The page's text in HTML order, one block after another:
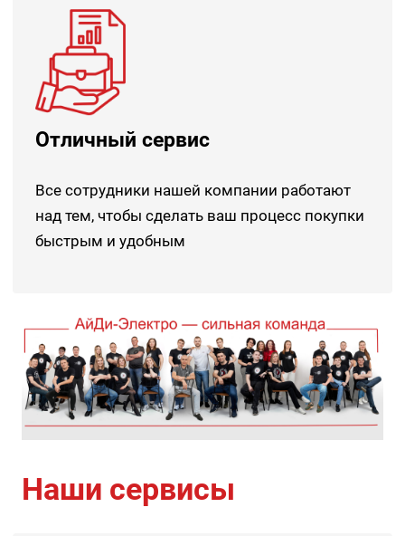
Отличный сервис
Все сотрудники нашей компании работают
над тем, чтобы сделать ваш процесс покупки
быстрым и удобным
Наши сервисы